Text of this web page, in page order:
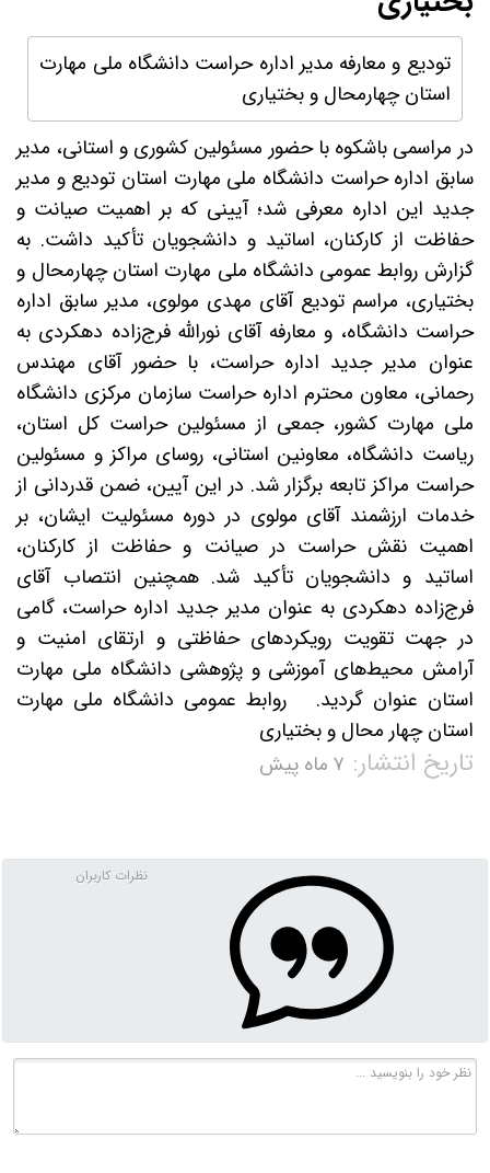
تودیع و معارفه مدیر اداره حراست دانشگاه ملی مهارت
استان چهارمحال و بختیاری
در مراسمی باشکوه با حضور مسئولین کشوری و استانی، مدیر
سابق اداره حراست دانشگاه ملی مهارت استان تودیع و مدیر
جدید این اداره معرفی شد؛ آیینی که بر اهمیت صیانت و
حفاظت از کارکنان، اساتید و دانشجویان تأکید داشت. به
گزارش روابط عمومی دانشگاه ملی مهارت استان چهارمحال و
بختیاری، مراسم تودیع آقای مهدی مولوی، مدیر سابق اداره
حراست دانشگاه، و معارفه آقای نورالله فرج‌زاده دهکردی به
عنوان مدیر جدید اداره حراست، با حضور آقای مهندس
رحمانی، معاون محترم اداره حراست سازمان مرکزی دانشگاه
ملی مهارت کشور، جمعی از مسئولین حراست کل استان،
ریاست دانشگاه، معاونین استانی، روسای مراکز و مسئولین
حراست مراکز تابعه برگزار شد. در این آیین، ضمن قدردانی از
خدمات ارزشمند آقای مولوی در دوره مسئولیت ایشان، بر
اهمیت نقش حراست در صیانت و حفاظت از کارکنان،
اساتید و دانشجویان تأکید شد. همچنین انتصاب آقای
فرج‌زاده دهکردی به عنوان مدیر جدید اداره حراست، گامی
در جهت تقویت رویکردهای حفاظتی و ارتقای امنیت و
آرامش محیط‌های آموزشی و پژوهشی دانشگاه ملی مهارت
استان عنوان گردید. روابط عمومی دانشگاه ملی مهارت
استان چهار محال و بختیاری
تاریخ انتشار: ۷ ماه پیش
نظرات کاربران